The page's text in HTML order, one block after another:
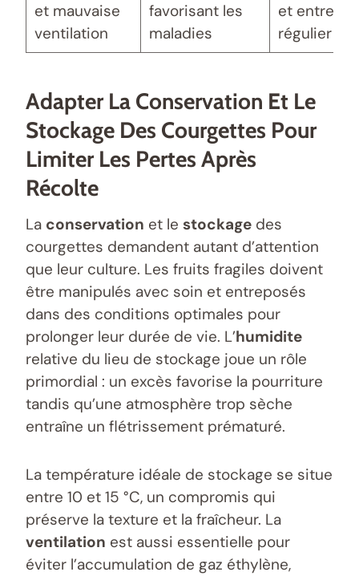
et mauvaise
ventilation
favorisant les
maladies
et
régulier
Adapter La Conservation Et Le
Stockage Des Courgettes Pour
Limiter Les Pertes Après
Récolte
La conservation et le stockage des
courgettes demandent autant d’attention
que leur culture. Les fruits fragiles doivent
être manipulés avec soin et entreposés
dans des conditions optimales pour
prolonger leur durée de vie. L’humidite
relative du lieu de stockage joue un rôle
primordial : un excès favorise la pourriture
tandis qu’une atmosphère trop sèche
entraîne un flétrissement prématuré.
La température idéale de stockage se situe
entre 10 et 15 °C, un compromis qui
préserve la texture et la fraîcheur. La
ventilation est aussi essentielle pour
éviter l’accumulation de gaz éthylène,